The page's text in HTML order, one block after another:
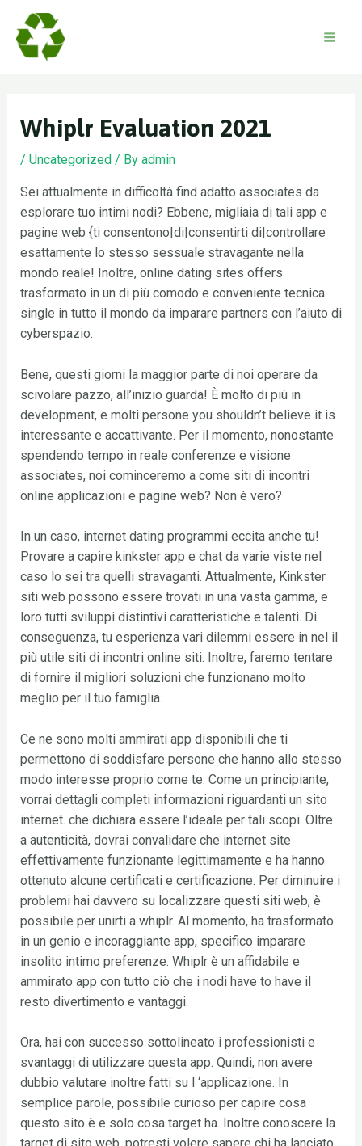
content
Whiplr Evaluation 2021
/ Uncategorized/ By admin
Sei attualmente in difficoltà find adatto associates da
esplorare tuo intimi nodi? Ebbene, migliaia di tali app e
pagine web {ti consentono|di|consentirti di|controllare
esattamente lo stesso sessuale stravagante nella
mondo reale! Inoltre, online dating sites offers
trasformato in un di più comodo e conveniente tecnica
single in tutto il mondo da imparare partners con l’aiuto di
cyberspazio.
Bene, questi giorni la maggior parte di noi operare da
scivolare pazzo, all’inizio guarda! È molto di più in
development, e molti persone you shouldn’t believe it is
interessante e accattivante. Per il momento, nonostante
spendendo tempo in reale conferenze e visione
associates, noi cominceremo a come siti di incontri
online applicazioni e pagine web? Non è vero?
In un caso, internet dating programmi eccita anche tu!
Provare a capire kinkster app e chat da varie viste nel
caso lo sei tra quelli stravaganti. Attualmente, Kinkster
siti web possono essere trovati in una vasta gamma, e
loro tutti sviluppi distintivi caratteristiche e talenti. Di
conseguenza, tu esperienza vari dilemmi essere in nel il
più utile siti di incontri online siti. Inoltre, faremo tentare
di fornire il migliori soluzioni che funzionano molto
meglio per il tuo famiglia.
Ce ne sono molti ammirati app disponibili che ti
permettono di soddisfare persone che hanno allo stesso
modo interesse proprio come te. Come un principiante,
vorrai dettagli completi informazioni riguardanti un sito
internet. che dichiara essere l’ideale per tali scopi. Oltre
a autenticità, dovrai convalidare che internet site
effettivamente funzionante legittimamente e ha hanno
ottenuto alcune certificati e certificazione. Per diminuire i
problemi hai davvero su localizzare questi siti web, è
possibile per unirti a whiplr. Al momento, ha trasformato
in un genio e incoraggiante app, specifico imparare
insolito intimo preferenze. Whiplr è un affidabile e
ammirato app con tutto ciò che i nodi have to have il
resto divertimento e vantaggi.
Ora, hai con successo sottolineato i professionisti e
svantaggi di utilizzare questa app. Quindi, non avere
dubbio valutare inoltre fatti su l ‘applicazione. In
semplice parole, possibile curioso per capire cosa
questo sito è e solo cosa target ha. Inoltre conoscere la